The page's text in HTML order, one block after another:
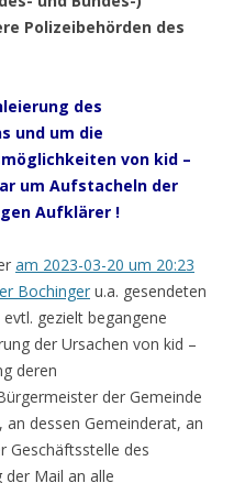
Polizeibehörden des
des
und um die
von kid –
um Aufstacheln der
Aufklärer !
am 2023-03-20 um 20:23
Bochinger u.a. gesendeten
gezielt begangene
der Ursachen von kid –
deren
der Gemeinde
dessen Gemeinderat, an
Geschäftsstelle des
der Mail an alle